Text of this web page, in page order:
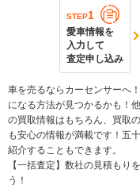
STEP1
愛車情報を
入力して
査定申し込み
車を売るならカーセンサーへ
になる方法が見つかるかも！
の買取情報はもちろん、買取
も安心の情報が満載です！五
紹介することもできます。
【一括査定】数社の見積もり
う！